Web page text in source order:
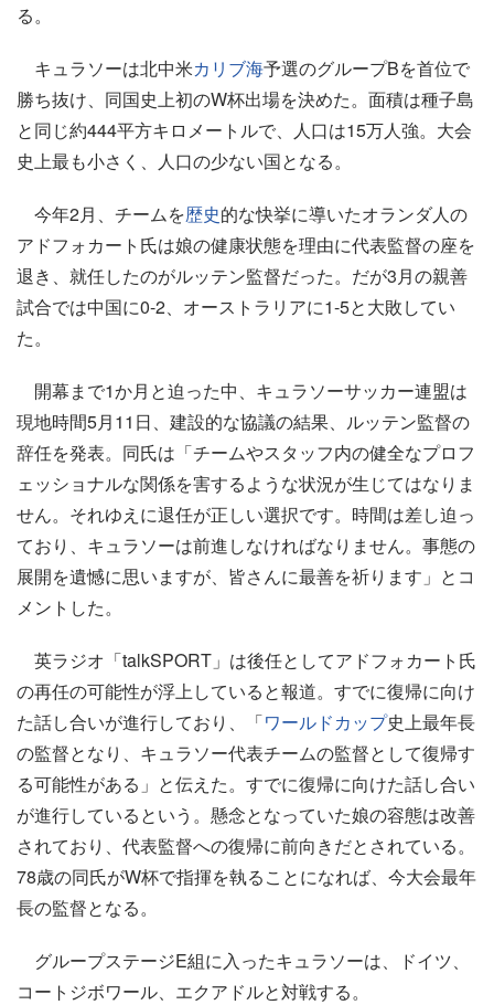
る。
キュラソーは北中米カリブ海予選のグループBを首位で
勝ち抜け、同国史上初のW杯出場を決めた。面積は種子島
と同じ約444平方キロメートルで、人口は15万人強。大会
史上最も小さく、人口の少ない国となる。
今年2月、チームを歴史的な快挙に導いたオランダ人の
アドフォカート氏は娘の健康状態を理由に代表監督の座を
退き、就任したのがルッテン監督だった。だが3月の親善
試合では中国に0-2、オーストラリアに1-5と大敗してい
た。
開幕まで1か月と迫った中、キュラソーサッカー連盟は
現地時間5月11日、建設的な協議の結果、ルッテン監督の
辞任を発表。同氏は「チームやスタッフ内の健全なプロフ
ェッショナルな関係を害するような状況が生じてはなりま
せん。それゆえに退任が正しい選択です。時間は差し迫っ
ており、キュラソーは前進しなければなりません。事態の
展開を遺憾に思いますが、皆さんに最善を祈ります」とコ
メントした。
英ラジオ「talkSPORT」は後任としてアドフォカート氏
の再任の可能性が浮上していると報道。すでに復帰に向け
た話し合いが進行しており、「ワールドカップ史上最年長
の監督となり、キュラソー代表チームの監督として復帰す
る可能性がある」と伝えた。すでに復帰に向けた話し合い
が進行しているという。懸念となっていた娘の容態は改善
されており、代表監督への復帰に前向きだとされている。
78歳の同氏がW杯で指揮を執ることになれば、今大会最年
長の監督となる。
グループステージE組に入ったキュラソーは、ドイツ、
コートジボワール、エクアドルと対戦する。